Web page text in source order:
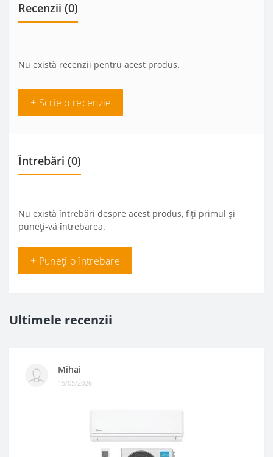
Recenzii (0)
Nu există recenzii pentru acest produs.
+ Scrie o recenzie
Întrebări (0)
Nu există întrebări despre acest produs, fiți primul și
puneți-vă întrebarea.
+ Puneți o întrebare
Ultimele recenzii
Mihai
15/05/2026